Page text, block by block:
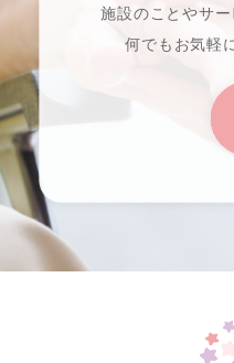
施設のことやサー
何でもお気軽